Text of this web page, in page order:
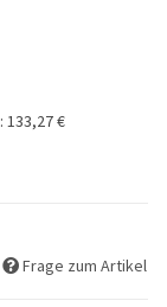
: 133,27 €
Frage zum Artikel